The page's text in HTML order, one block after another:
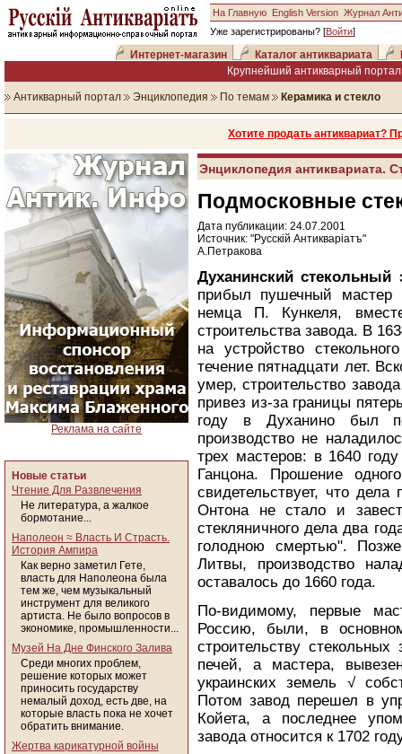
На Главную English Version Журнал
Уже зарегистрированы? [Войти]
Интернет-магазин Каталог антиквариата
Крупнейший антикварный
Антикварный портал Энциклопедия По темам Керамика и стекло
Хотите продать антиквариат?
Реклама на сайте
Новые статьи
Чтение Для Развлечения
Не литература, а жалкое
бормотание...
Наполеон ≈ Власть И Страсть.
История Ампира
Как верно заметил Гете,
власть для Наполеона была
тем же, чем музыкальный
инструмент для великого
артиста. Не было вопросов в
экономике, промышленности...
Музей На Дне Финского Залива
Среди многих проблем,
решение которых может
приносить государству
немалый доход, есть две, на
которые власть пока не хочет
обратить внимание.
Жертва карикатурной войны
Энциклопедия антиквариата.
Подмосковные
Дата публикации: 24.07.2001
Источник: "Русскiй Антикварiатъ"
А.Петракова
Духанинский стекольный
прибыл пушечный
немца П. Кункеля,
строительства завода. В
на устройство
течение пятнадцати лет.
умер, строительство
привез из-за границы
году в Духанино был
производство не
трех мастеров: в 1640
Ганцона. Прошение
свидетельствует, что
Онтона не стало и
стекляничного дела два
голодною смертью".
Литвы, производство
оставалось до 1660 года.
По-видимому, первые
Россию, были, в
строительству
печей, а мастера,
украинских земель √
Потом завод перешел в
Койета, а последнее
завода относится к 1702